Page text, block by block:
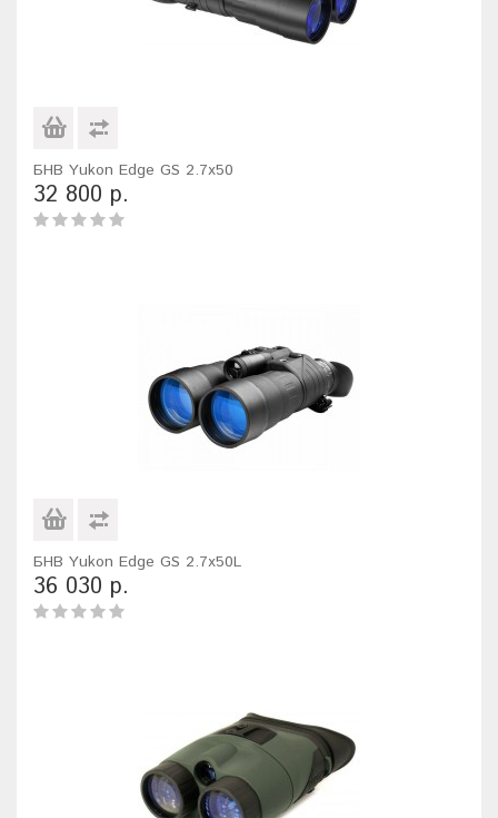
БНВ Yukon Edge GS 2.7x50
32 800 р.
БНВ Yukon Edge GS 2.7x50L
36 030 р.